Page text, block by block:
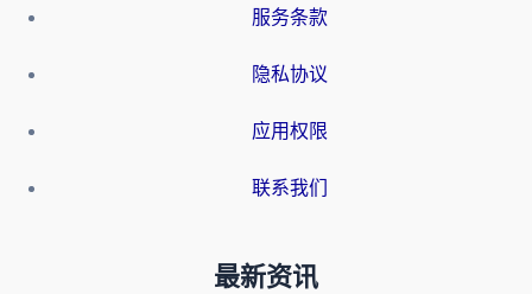
服务条款
隐私协议
应用权限
联系我们
最新资讯